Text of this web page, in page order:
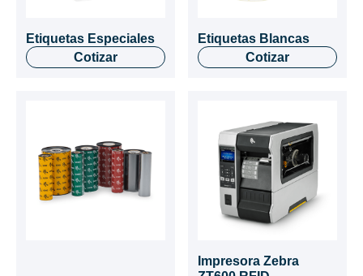
Etiquetas Especiales
Cotizar
Etiquetas Blancas
Cotizar
Impresora Zebra